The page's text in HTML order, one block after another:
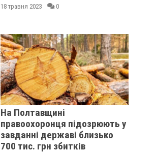
18 травня 2023 0
На Полтавщині
правоохоронця підозрюють у
завданні державі близько
700 тис. грн збитків